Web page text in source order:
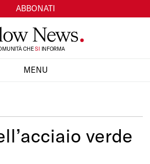
ABBONATI
CHETI INFORMA
MENU
verde